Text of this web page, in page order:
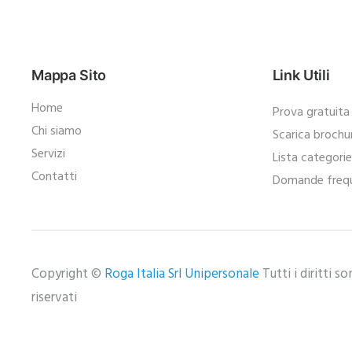
Mappa Sito
Home
Chi siamo
Servizi
Contatti
Link Utili
Prova gratuita
Scarica
Lista
Domande
Copyright © Roga Italia Srl Unipersonale Tutti i diritti
riservati